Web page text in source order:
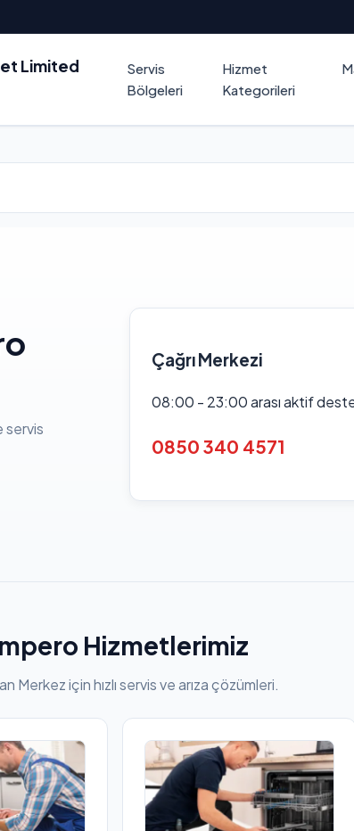
Limited
Servis
Bölgeleri
Hizmet
Kategorileri
servis
Çağrı Merkezi
08:00 - 23:00 arası aktif
0850 340 4571
Hizmetlerimiz
Merkez için hızlı servis ve arıza çözümleri.